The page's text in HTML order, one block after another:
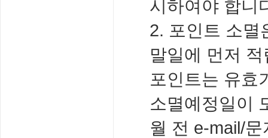
시하여야 합니
2. 포인트 소멸
말일에 먼저
포인트는 유효
소멸예정일이
월 전 e-mail/